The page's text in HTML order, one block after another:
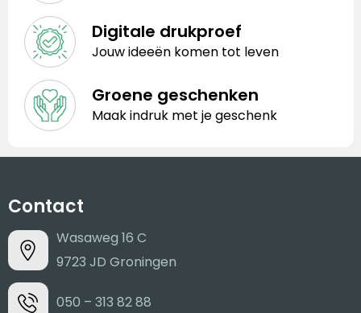
Digitale drukproef
Jouw ideeën komen tot leven
Groene geschenken
Maak indruk met je geschenk
Contact
Wasaweg 16 C
9723 JD Groningen
050 – 313 82 88